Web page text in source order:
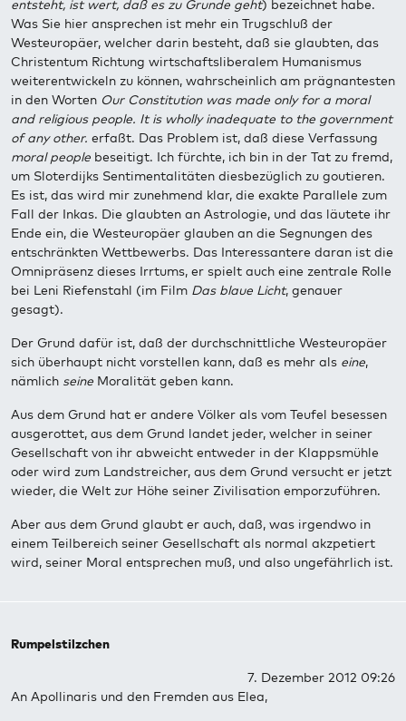
entsteht, ist wert, daß es zu Grunde geht) bezeichnet habe.
Was Sie hier ansprechen ist mehr ein Trugschluß der
Westeuropäer, welcher darin besteht, daß sie glaubten, das
Christentum Richtung wirtschaftsliberalem Humanismus
weiterentwickeln zu können, wahrscheinlich am prägnantesten
in den Worten Our Constitution was made only for a moral
and religious people. It is wholly inadequate to the government
of any other. erfaßt. Das Problem ist, daß diese Verfassung
moral people beseitigt. Ich fürchte, ich bin in der Tat zu fremd,
um Sloterdijks Sentimentalitäten diesbezüglich zu goutieren.
Es ist, das wird mir zunehmend klar, die exakte Parallele zum
Fall der Inkas. Die glaubten an Astrologie, und das läutete ihr
Ende ein, die Westeuropäer glauben an die Segnungen des
entschränkten Wettbewerbs. Das Interessantere daran ist die
Omnipräsenz dieses Irrtums, er spielt auch eine zentrale Rolle
bei Leni Riefenstahl (im Film Das blaue Licht, genauer
gesagt).
Der Grund dafür ist, daß der durchschnittliche Westeuropäer
sich überhaupt nicht vorstellen kann, daß es mehr als eine,
nämlich seine Moralität geben kann.
Aus dem Grund hat er andere Völker als vom Teufel besessen
ausgerottet, aus dem Grund landet jeder, welcher in seiner
Gesellschaft von ihr abweicht entweder in der Klappsmühle
oder wird zum Landstreicher, aus dem Grund versucht er jetzt
wieder, die Welt zur Höhe seiner Zivilisation emporzuführen.
Aber aus dem Grund glaubt er auch, daß, was irgendwo in
einem Teilbereich seiner Gesellschaft als normal akzpetiert
wird, seiner Moral entsprechen muß, und also ungefährlich ist.
Rumpelstilzchen
7. Dezember 2012 09:26
An Apollinaris und den Fremden aus Elea,